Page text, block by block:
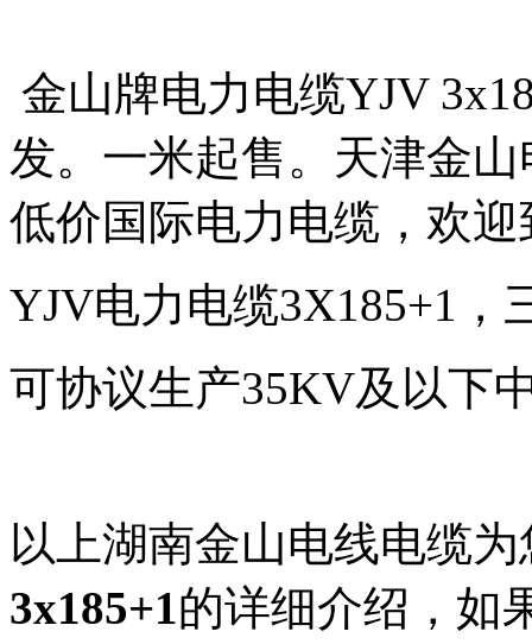
金山牌电力电缆YJV
发。一米起售。天津金
低价国际电力电缆，欢
YJV电力电缆3X185+1，
可协议生产35KV及以下
以上湖南金山电线电缆
3x185+1的详细介绍，如